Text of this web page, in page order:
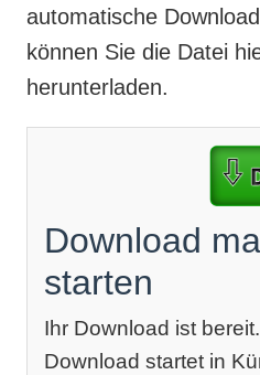
automatische
können Sie die Datei
herunterladen.
Download
starten
Ihr Download ist
Download startet in